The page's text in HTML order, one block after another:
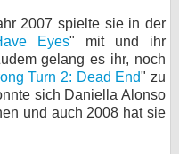
2007 spielte sie in der
Eyes" mit und ihr
gelang es ihr, noch
Turn 2: Dead End" zu
sich Daniella Alonso
und auch 2008 hat sie
Einstellungen
Ansicht